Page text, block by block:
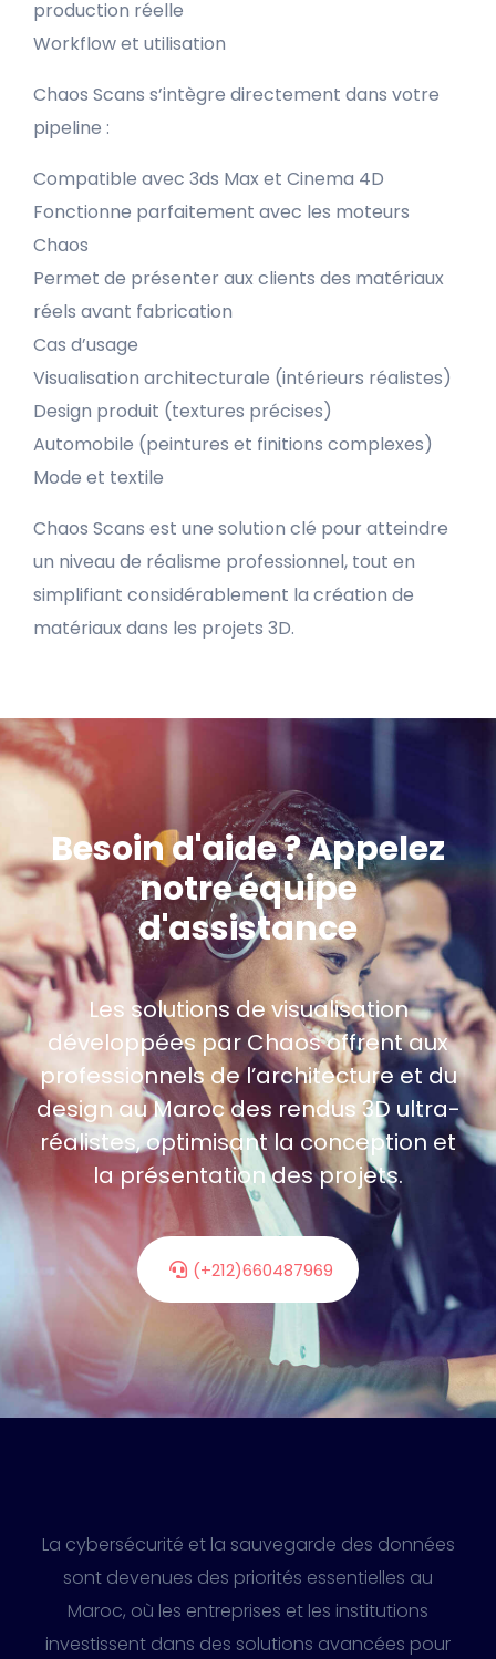
production réelle
Workflow et utilisation
Chaos Scans s’intègre directement dans votre
pipeline :
Compatible avec 3ds Max et Cinema 4D
Fonctionne parfaitement avec les moteurs
Chaos
Permet de présenter aux clients des matériaux
réels avant fabrication
Cas d’usage
Visualisation architecturale (intérieurs réalistes)
Design produit (textures précises)
Automobile (peintures et finitions complexes)
Mode et textile
Chaos Scans est une solution clé pour atteindre
un niveau de réalisme professionnel, tout en
simplifiant considérablement la création de
matériaux dans les projets 3D.
Besoin d'aide ? Appelez
notre équipe
d'assistance
Les solutions de visualisation
développées par Chaos offrent aux
professionnels de l’architecture et du
design au Maroc des rendus 3D ultra-
réalistes, optimisant la conception et
la présentation des projets.
(+212)660487969
La cybersécurité et la sauvegarde des données
sont devenues des priorités essentielles au
Maroc, où les entreprises et les institutions
investissent dans des solutions avancées pour